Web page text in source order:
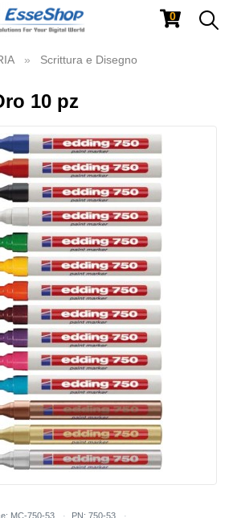
0
Scrittura e Disegno
10 pz
MC-750-53
PN: 750-53